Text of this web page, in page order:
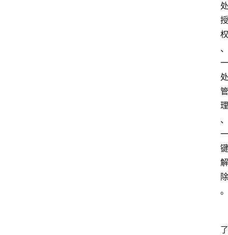
处
授
权
、
一
处
管
理
、
一
键
解
除
。
了